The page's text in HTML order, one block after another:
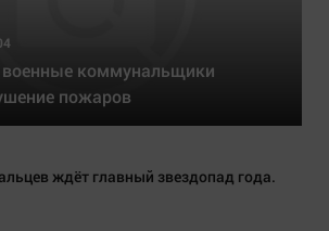
военные коммунальщики
пожаров
ждёт главный звездопад года.